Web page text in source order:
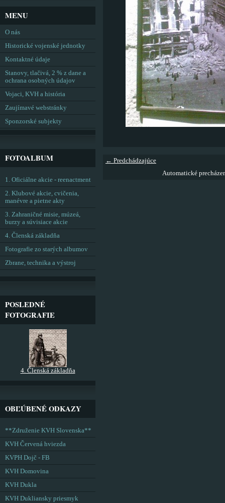
← Predchádzajúce
Automatické
MENU
O nás
Historické vojenské jednotky
Kontaktné údaje
Stanovy, tlačivá, 2 % z dane a
ochrana osobných údajov
Vojaci, KVH a história
Zaujímavé webstránky
Sponzorské subjekty
FOTOALBUM
1. Oficiálne akcie - reenactment
2. Klubové akcie, cvičenia,
manévre a pietne akty
3. Zahraničné misie, múzeá,
burzy a súvisiace akcie
4. Členská základňa
Fotografie zo starých albumov
Zbrane, technika a výstroj
POSLEDNÉ
FOTOGRAFIE
4. Členská základňa
OBĽÚBENÉ ODKAZY
**Združenie KVH Slovenska**
KVH Červená hviezda
KVPH Dojč - FB
KVH Domovina
KVH Dukla
KVH Dukliansky priesmyk